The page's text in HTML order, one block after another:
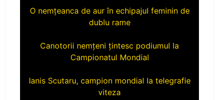
O nemțeanca de aur în echipajul feminin de
dublu rame
Canotorii nemțeni țintesc podiumul la
Campionatul Mondial
Ianis Scutaru, campion mondial la telegrafie
viteza